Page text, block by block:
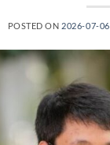
POSTED ON 2026-07-06